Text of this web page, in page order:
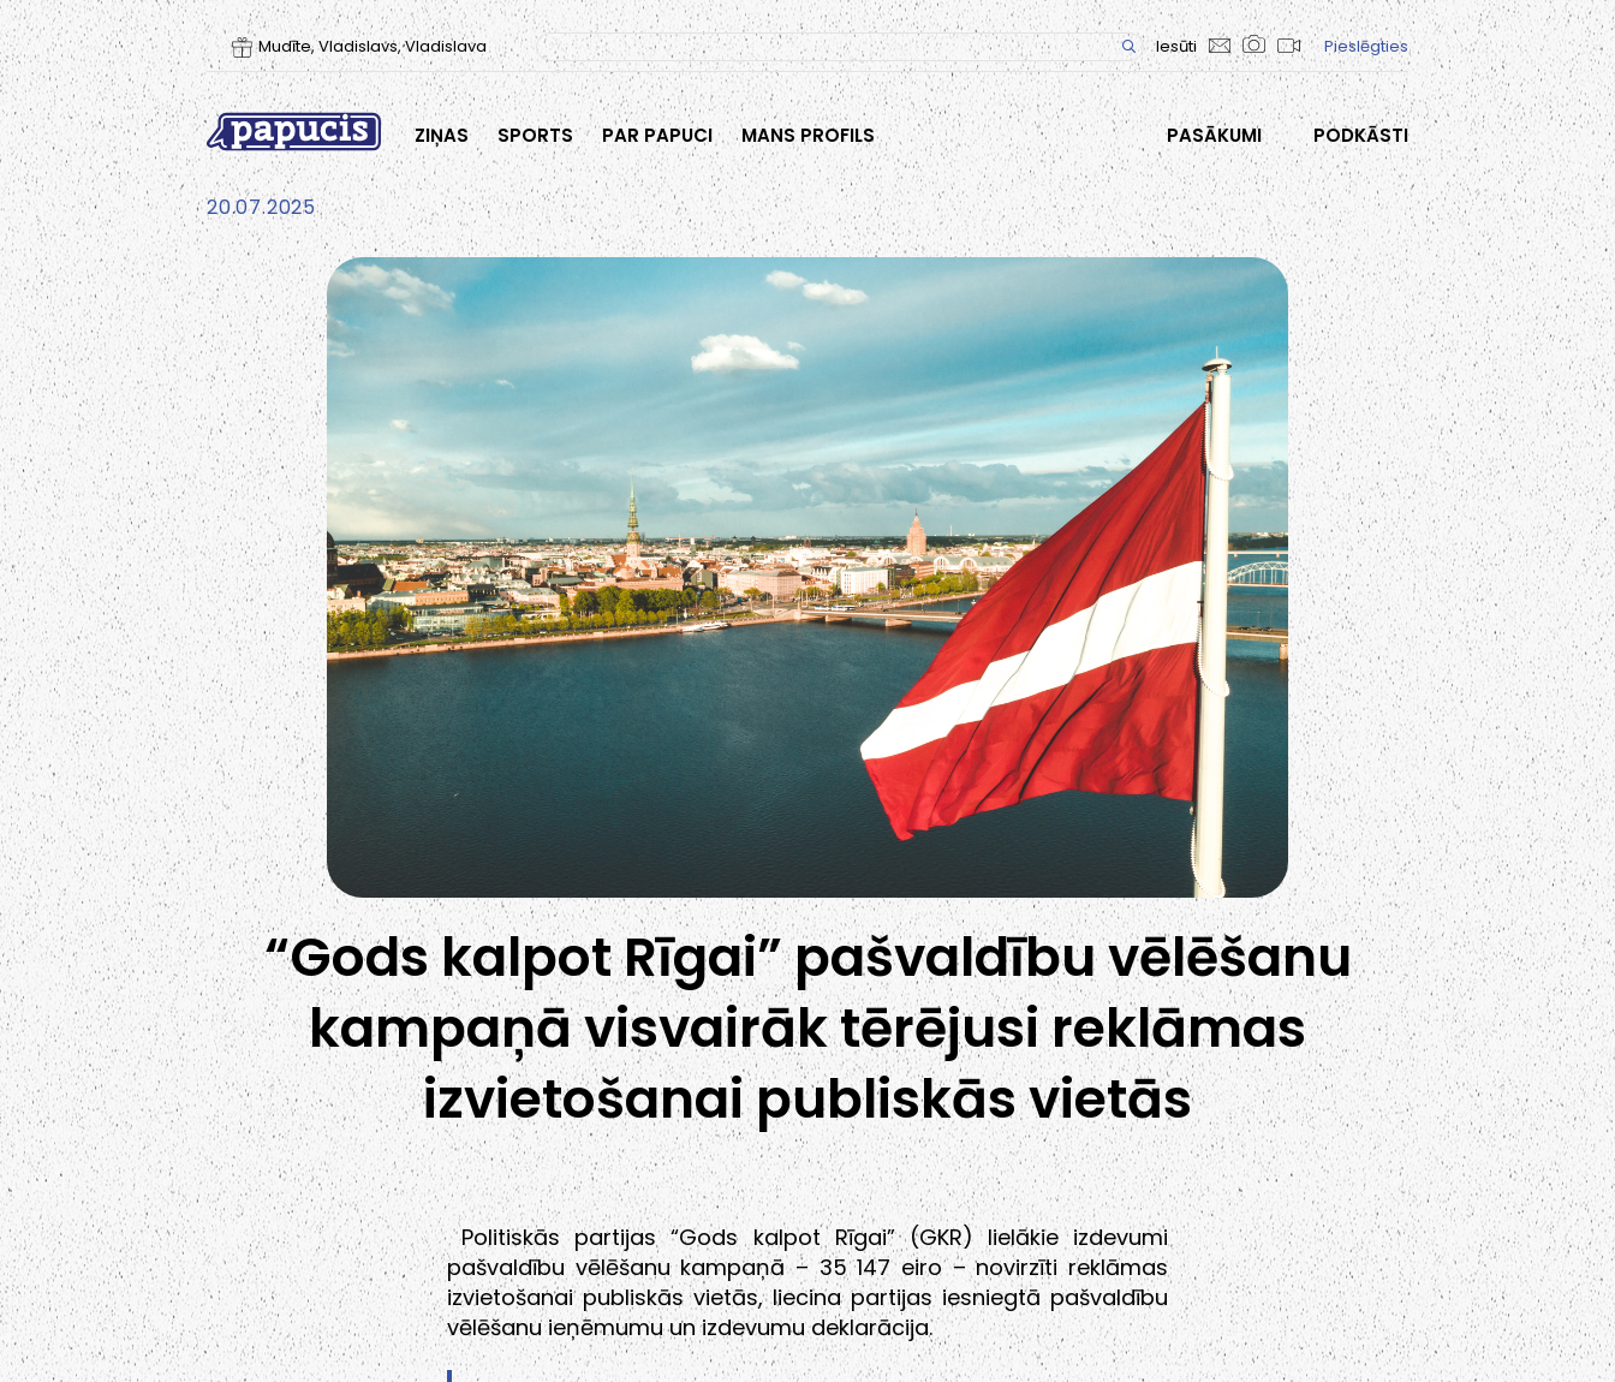
Mudīte, Vladislavs, Vladislava Iesūti Pieslēgties
ZIŅAS SPORTS PAR PAPUCI MANS PROFILS PASĀKUMI PODKĀSTI
20.07.2025
“Gods kalpot Rīgai” pašvaldību vēlēšanu
kampaņā visvairāk tērējusi reklāmas
izvietošanai publiskās vietās
Politiskās partijas “Gods kalpot Rīgai” (GKR) lielākie izdevumi
pašvaldību vēlēšanu kampaņā – 35 147 eiro – novirzīti reklāmas
izvietošanai publiskās vietās, liecina partijas iesniegtā pašvaldību
vēlēšanu ieņēmumu un izdevumu deklarācija.